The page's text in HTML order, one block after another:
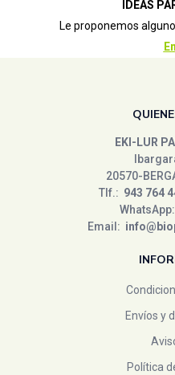
IDEAS
Le proponemos
EKI-LUR
20570-
Tlf.: 943 764
WhatsApp:
Email:
Envíos y
Política